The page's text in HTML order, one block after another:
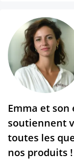
Emma et son
soutiennent
toutes les
nos produits !